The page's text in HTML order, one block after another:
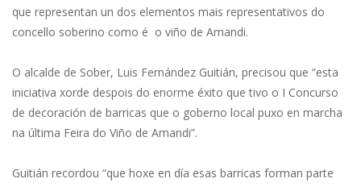
que representan un dos elementos mais representativos do
concello soberino como é o viño de Amandi.
O alcalde de Sober, Luis Fernández Guitián, precisou que “esta
iniciativa xorde despois do enorme éxito que tivo o I Concurso
de decoración de barricas que o goberno local puxo en marcha
na última Feira do Viño de Amandi”.
Guitián recordou “que hoxe en día esas barricas forman parte